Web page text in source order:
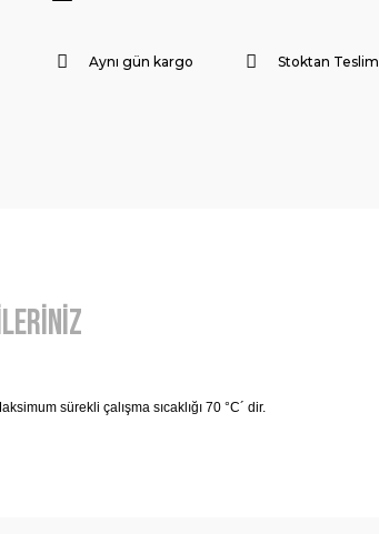
Aynı gün kargo Stoktan Teslim
sürekli çalışma sıcaklığı 70 °C´ dir.